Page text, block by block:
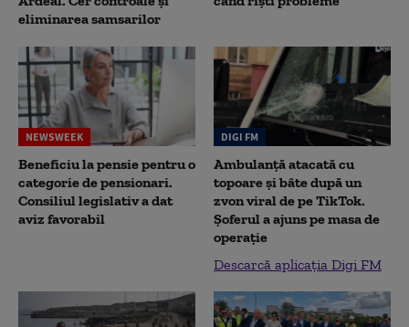
eliminarea samsarilor
NEWSWEEK
Beneficiu la pensie pentru o
categorie de pensionari.
Consiliul legislativ a dat
aviz favorabil
DIGI FM
Ambulanță atacată cu
topoare și bâte după un
zvon viral de pe TikTok.
Șoferul a ajuns pe masa de
operație
Descarcă aplicația Digi FM